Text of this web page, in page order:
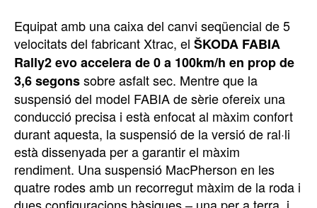
Equipat amb una caixa del canvi seqüencial de 5
velocitats del fabricant Xtrac, el ŠKODA FABIA
Rally2 evo accelera de 0 a 100km/h en prop de
3,6 segonssobre asfalt sec. Mentre que la
suspensió del model FABIA de sèrie ofereix una
conducció precisa i està enfocat al màxim confort
durant aquesta, la suspensió de la versió de ral·li
està dissenyada per a garantir el màxim
rendiment. Una suspensió MacPherson en les
quatre rodes amb un recorregut màxim de la roda i